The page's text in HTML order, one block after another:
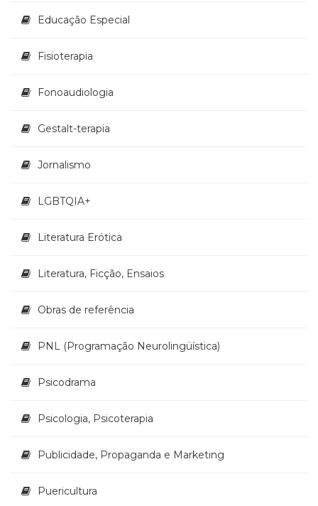
Educação Especial
Fisioterapia
Fonoaudiologia
Gestalt-terapia
Jornalismo
LGBTQIA+
Literatura Erótica
Literatura, Ficção, Ensaios
Obras de referência
PNL (Programação Neurolingüística)
Psicodrama
Psicologia, Psicoterapia
Publicidade, Propaganda e Marketing
Puericultura